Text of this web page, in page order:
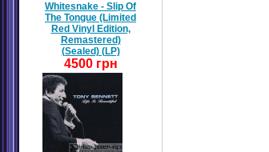
Whitesnake - Slip Of
The Tongue (Limited
Red Vinyl Edition,
Remastered)
(Sealed) (LP)
4500 грн